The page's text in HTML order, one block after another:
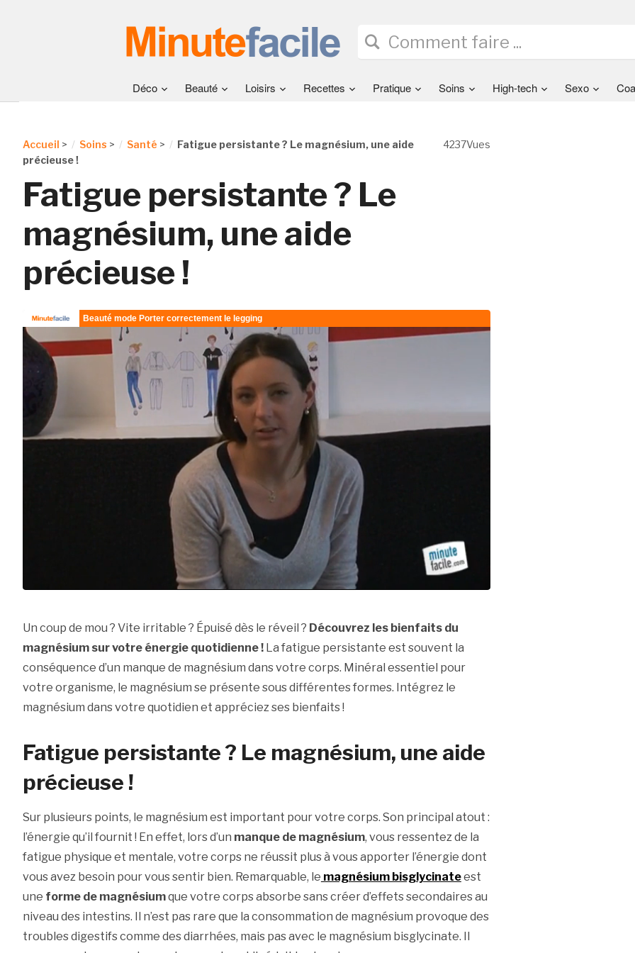
Déco Beauté Loisirs Recettes Pratique Soins High-tech Sexo
4237Vues
Accueil > Soins > Santé >
Fatigue persistante ? Le magnésium, une aide
précieuse !
Fatigue persistante ? Le
magnésium, une aide
précieuse !
Un coup de mou ? Vite irritable ? Épuisé dès le réveil ? Découvrez les bienfaits du
magnésium sur votre énergie quotidienne !La fatigue persistante est souvent la
conséquence d’un manque de magnésium dans votre corps. Minéral essentiel pour
votre organisme, le magnésium se présente sous différentes formes. Intégrez le
magnésium dans votre quotidien et appréciez ses bienfaits !
Fatigue persistante ? Le magnésium, une aide
précieuse !
Sur plusieurs points, le magnésium est important pour votre corps. Son principal atout :
l’énergie qu’il fournit ! En effet, lors d’un manque de magnésium, vous ressentez de la
fatigue physique et mentale, votre corps ne réussit plus à vous apporter l’énergie dont
vous avez besoin pour vous sentir bien. Remarquable, le magnésium bisglycinateest
une forme de magnésiumque votre corps absorbe sans créer d’effets secondaires au
niveau des intestins. Il n’est pas rare que la consommation de magnésium provoque des
troubles digestifs comme des diarrhées, mais pas avec le magnésium bisglycinate. Il